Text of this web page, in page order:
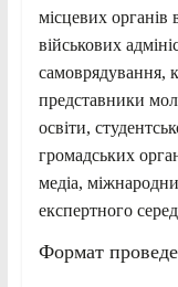
місцевих органів
військових
самоврядування,
представники
освіти,
громадських
медіа,
експертного
Формат